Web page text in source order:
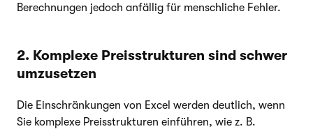
Berechnungen jedoch anfällig für menschliche Fehler.
2. Komplexe Preisstrukturen sind schwer
umzusetzen
Die Einschränkungen von Excel werden deutlich, wenn
Sie komplexe Preisstrukturen einführen, wie z. B.